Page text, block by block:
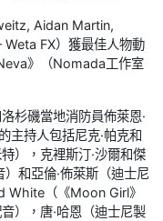
Aidan Martin,
FX）獲最佳人物動
》（Nomada工作室
杉磯當地消防員佈萊恩·
主持人包括尼克·帕克和
），克裡斯汀·沙爾和傑
）和亞倫·佈萊斯（迪士尼
White（《Moon Girl》
），唐·哈恩（迪士尼製